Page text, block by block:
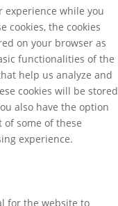
experience while you
cookies, the cookies
on your browser as
functionalities of the
help us analyze and
cookies will be stored
also have the option
some of these
experience.
for the website to